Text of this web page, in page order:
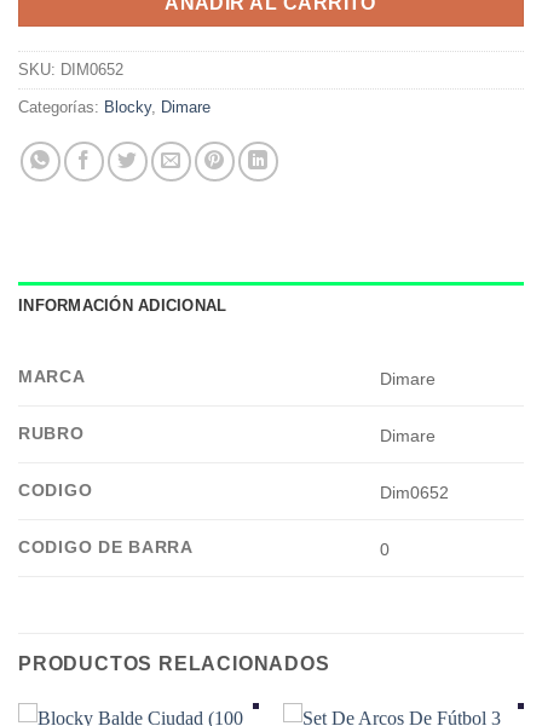
SKU: DIM0652
Categorías: Blocky, Dimare
INFORMACIÓN ADICIONAL
MARCA Dimare
RUBRO Dimare
CODIGO Dim0652
CODIGO DE BARRA 0
PRODUCTOS RELACIONADOS